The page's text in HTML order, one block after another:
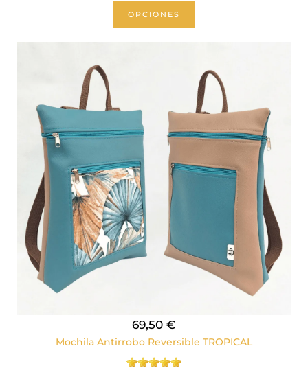
OPCIONES
69,50 €
Mochila Antirrobo Reversible TROPICAL